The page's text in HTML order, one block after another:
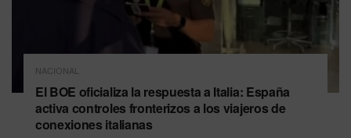
NACIONAL
El BOE oficializa la respuesta a Italia: España
activa controles fronterizos a los viajeros de
conexiones italianas